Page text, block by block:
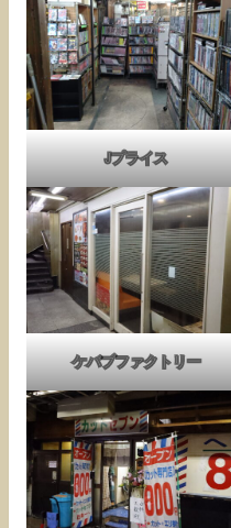
Jプライス
ケバブファクトリー